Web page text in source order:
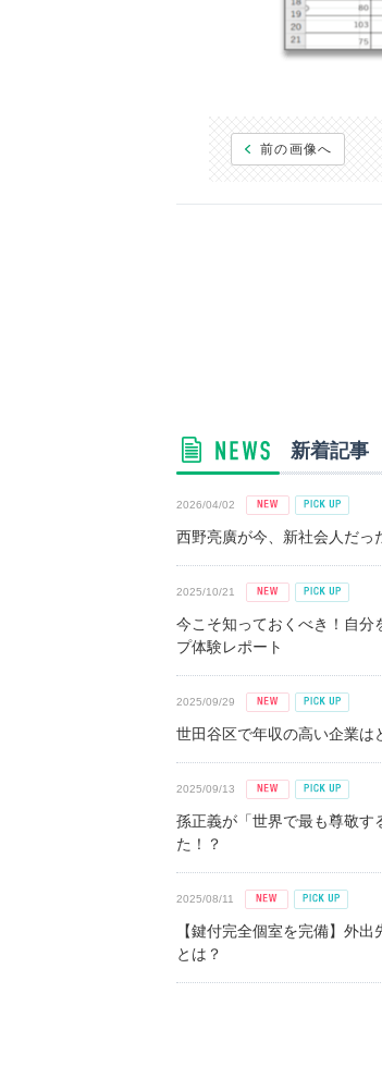
前の画像へ
新着記事
2026/04/02
西野亮廣が今、新社会人だっ
2025/10/21
今こそ知っておくべき！自分
プ体験レポート
2025/09/29
世田谷区で年収の高い企業
2025/09/13
孫正義が「世界で最も尊敬す
た！？
2025/08/11
【鍵付完全個室を完備】外
とは？